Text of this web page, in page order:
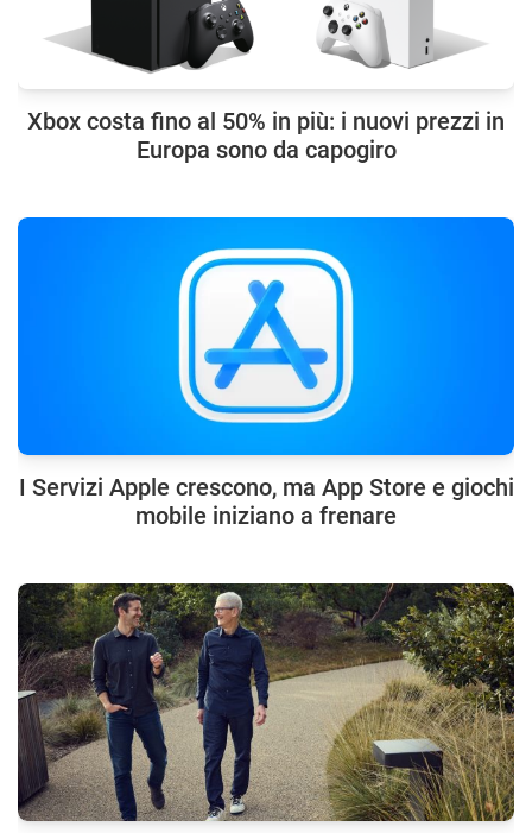
Xbox costa fino al 50% in più: i nuovi prezzi in
Europa sono da capogiro
I Servizi Apple crescono, ma App Store e giochi
mobile iniziano a frenare